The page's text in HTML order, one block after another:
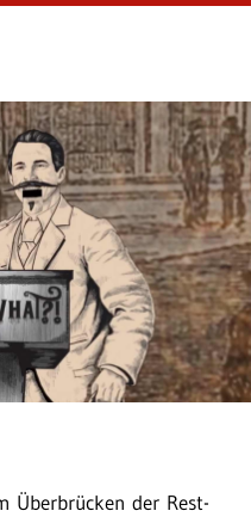
Überbrücken der Rest-